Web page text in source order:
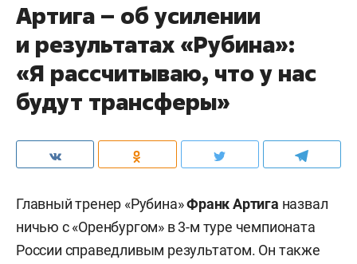
Артига – об усилении
и результатах «Рубина»:
«Я рассчитываю, что у нас
будут трансферы»
Главный тренер «Рубина»Франк Артига назвал
ничью с «Оренбургом» в 3-м туре чемпионата
России справедливым результатом. Он также